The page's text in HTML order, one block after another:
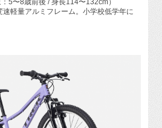
軽量アルミフレーム。小学校低学年に